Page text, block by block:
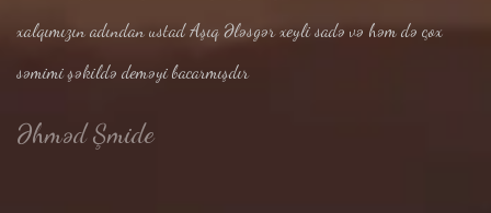
xalqımızın adından ustad Aşıq Ələsgər xeyli sadə və həm də çox
səmimi şəkildə deməyi bacarmışdır
Əhməd Şmide